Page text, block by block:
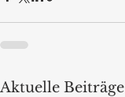
Aktuelle Beiträge